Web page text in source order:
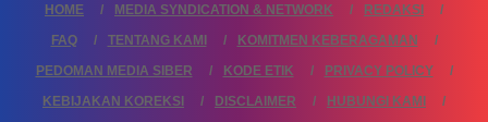
HOME MEDIA SYNDICATION & NETWORK
REDAKSI
FAQ
TENTANG KAMI
KOMITMEN KEBERAGAMAN
PEDOMAN MEDIA SIBER
KODE ETIK
PRIVACY POLICY
KEBIJAKAN KOREKSI
DISCLAIMER
HUBUNGI KAMI